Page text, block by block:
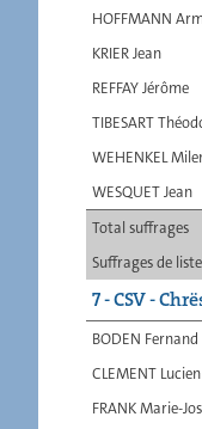
Total suffrages
Suffrages de liste
HOFFMANN
KRIER Jean
REFFAY Jérôme
TIBESART
WEHENKEL
WESQUET Jean
7 - CSV -
BODEN Fernand
CLEMENT Lucien
FRANK Marie-